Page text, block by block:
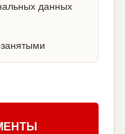
данных